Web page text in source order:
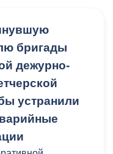
составляет 82
за один
метр земли.
бригады
дежурно-
устранили